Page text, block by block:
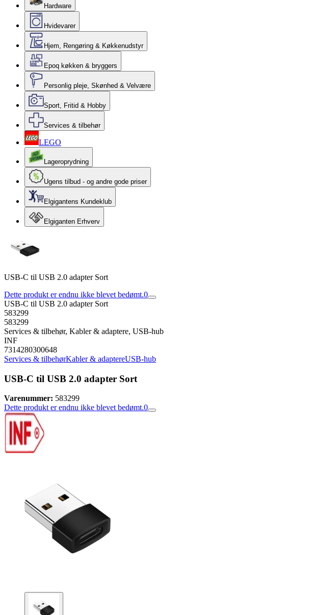
Hardware
Hvidevarer
Hjem, Rengøring & Køkkenudstyr
Epoq køkken & bryggers
Personlig pleje, Skønhed & Velvære
Sport, Fritid & Hobby
Services & tilbehør
LEGO
Lageroprydning
Ugens tilbud - og andre gode priser
Elgigantens Kundeklub
Elgiganten Erhverv
USB-C til USB 2.0 adapter Sort
Dette produkt er endnu ikke blevet bedømt.0
USB-C til USB 2.0 adapter Sort
583299
583299
Services & tilbehør, Kabler & adaptere, USB-hub
INF
7314280300648
Services & tilbehørKabler & adaptereUSB-hub
USB-C til USB 2.0 adapter Sort
Varenummer: 583299
Dette produkt er endnu ikke blevet bedømt.0